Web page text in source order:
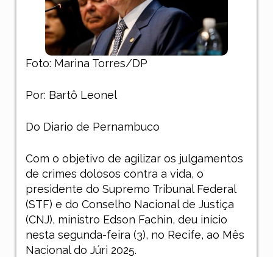
Foto: Marina Torres/DP
Por: Bartô Leonel
Do Diario de Pernambuco
Com o objetivo de agilizar os julgamentos
de crimes dolosos contra a vida, o
presidente do Supremo Tribunal Federal
(STF) e do Conselho Nacional de Justiça
(CNJ), ministro Edson Fachin, deu início
nesta segunda-feira (3), no Recife, ao Mês
Nacional do Júri 2025.